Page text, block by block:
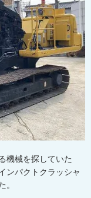
機械を探していた
ンパクトクラッシャ
。